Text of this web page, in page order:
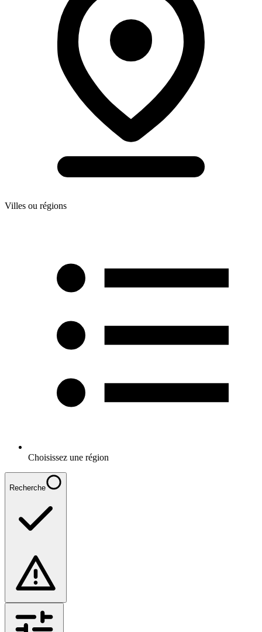
Villes ou régions
Choisissez une région
Recherche